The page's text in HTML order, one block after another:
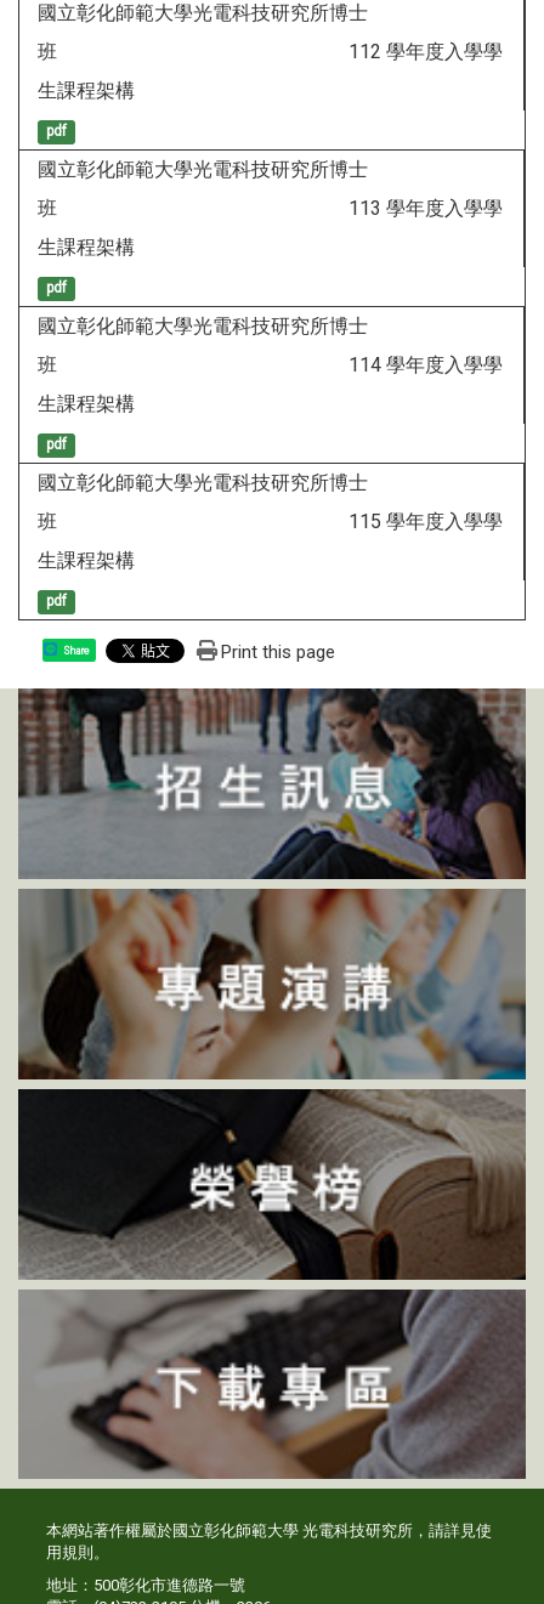
國立彰化師範大學光電科技研究所博士
班 112 學年度入學學
生課程架構
pdf
國立彰化師範大學光電科技研究所博士
班 113 學年度入學學
生課程架構
pdf
國立彰化師範大學光電科技研究所博士
班 114 學年度入學學
生課程架構
pdf
國立彰化師範大學光電科技研究所博士
班 115 學年度入學學
生課程架構
pdf
Share Print this page
本網站著作權屬於國立彰化師範大學 光電科技研究所，請詳見使
用規則 。
地址：500彰化市進德路一號